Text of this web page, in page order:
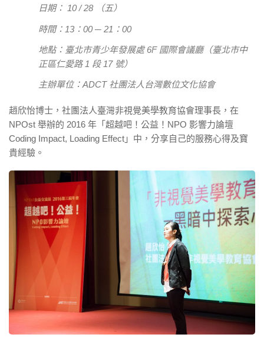
日期： 10 / 28 （五）
時間：13：00 ─ 21：00
地點：臺北市青少年發展處 6F 國際會議廳（臺北市中
正區仁愛路 1 段 17 號）
主辦單位：ADCT 社團法人台灣數位文化協會
趙欣怡博士，社團法人臺灣非視覺美學教育協會理事長，在
NPOst 舉辦的 2016 年「超越吧！公益！NPO 影響力論壇
Coding Impact, Loading Effect」中，分享自己的服務心得及寶
貴經驗。